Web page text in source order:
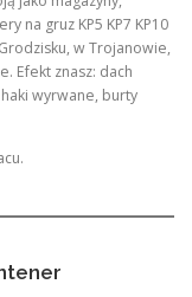
na gruz KP5 KP7 KP10
w Trojanowie,
Efekt znasz: dach
wyrwane, burty